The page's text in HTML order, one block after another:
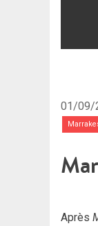
01/09/
Après